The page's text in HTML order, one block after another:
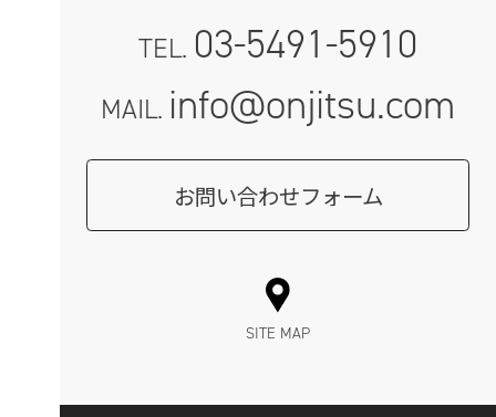
TEL. 03-5491-5910
MAIL. info@onjitsu.com
お問い合わせフォーム
SITE MAP